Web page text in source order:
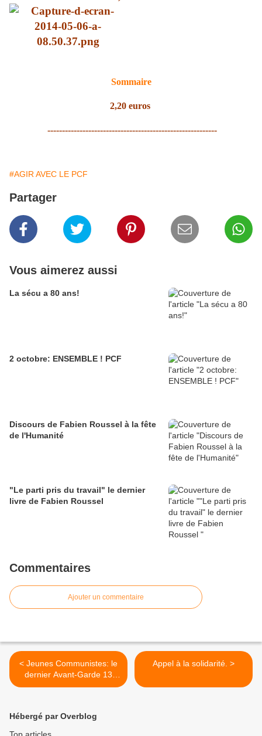
Sommaire
2,20 euros
----------------------------------------------------------
#AGIR AVEC LE PCF
Partager
Vous aimerez aussi
La sécu a 80 ans!
2 octobre: ENSEMBLE ! PCF
Discours de Fabien Roussel à la fête
de l'Humanité
"Le parti pris du travail" le dernier
livre de Fabien Roussel
Commentaires
Ajouter un commentaire
< Jeunes Communistes: le
dernier Avant-Garde 13
vient de sortir!
Appel à la solidarité. >
Hébergé par Overblog